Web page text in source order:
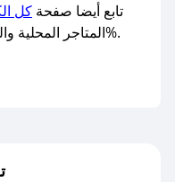
تابع أيضا صفحة كل
المتاجر المحليةفعالة 100%.